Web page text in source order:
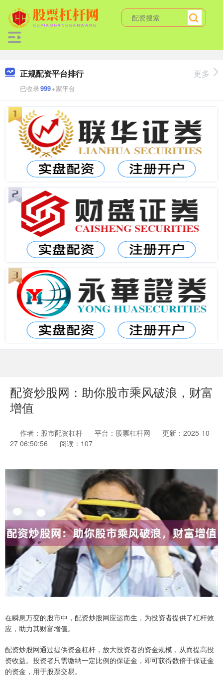
正规配资平台排行
已收录999+家平台
更多
配资炒股网：助你股市乘风破浪，财富
增值
作者：股市配资杠杆 平台：股票杠杆网
更新：2025-10-
27 06:50:56
阅读：107
在瞬息万变的股市中，配资炒股网应运而生，为投资者提供了杠杆效
应，助力其财富增值。
配资炒股网通过提供资金杠杆，放大投资者的资金规模，从而提高投
资收益。投资者只需缴纳一定比例的保证金，即可获得数倍于保证金
的资金，用于股票交易。